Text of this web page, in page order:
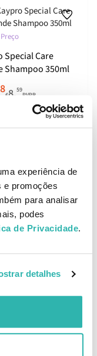
experiência de
e promoções
para analisar
podes
de Privacidade.
detalhes
Special Care
Shampoo 350ml
€8. 59
PVPR
Unidades
Care
Fase 1
8.40